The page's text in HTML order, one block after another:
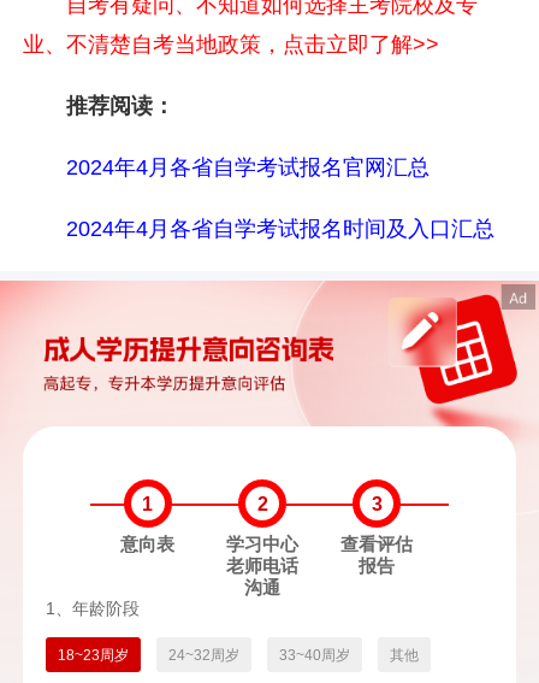
业、不清楚自考当地政策，点击立即了解>>
推荐阅读：
2024年4月各省自学考试报名官网汇总
2024年4月各省自学考试报名时间及入口汇总
1
意向表
2
学习中心
老师电话
沟通
3
查看评估
报告
1、年龄阶段
18~23周岁 24~32周岁 33~40周岁 其他